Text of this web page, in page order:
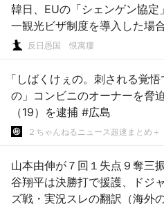
韓日、EUの「シェンゲン協定
一観光ビザ制度を導入した場
客180万人増
反日愚国 恨寓瘻
「しばくけぇの。刺される覚
の」コンビニのオーナーを脅
（19）を逮捕 #広島
２ちゃんねるニュース超速まとめ＋
山本由伸が７回１失点９奪三
谷翔平は決勝打で援護、ドジ
ズ戦・実況スレの翻訳（海外の